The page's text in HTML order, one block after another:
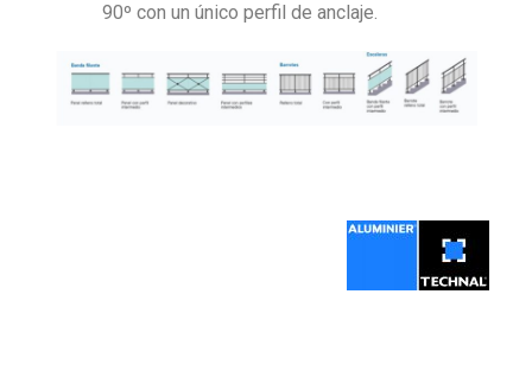
90º con un único perfil de anclaje.